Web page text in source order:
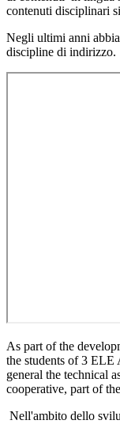
contenuti disciplinari
Negli ultimi anni
discipline di indirizzo.
As part of the
the students of 3 ELE
general the technical
cooperative, part of
Nell'ambito dello